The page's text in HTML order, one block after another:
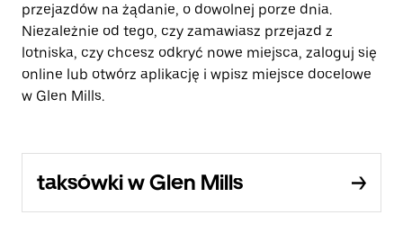
przejazdów na żądanie, o dowolnej porze dnia.
Niezależnie od tego, czy zamawiasz przejazd z
lotniska, czy chcesz odkryć nowe miejsca, zaloguj się
online lub otwórz aplikację i wpisz miejsce docelowe
w Glen Mills.
taksówki w Glen Mills